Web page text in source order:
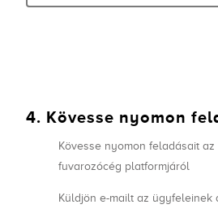
4. Kövesse nyomon
Kövesse nyomon feladásait
fuvarozócég platformjáról
Küldjön e-mailt az ügyfeleinek